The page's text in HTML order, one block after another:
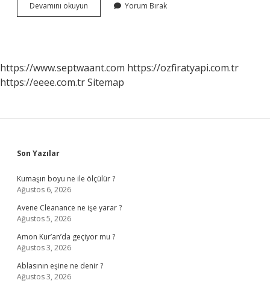
Devamını okuyun
Ilacı
Yorum Bırak
https://www.septwaant.com https://ozfiratyapi.com.tr
https://eeee.com.trSitemap
Sidebar
Son Yazılar
Kumaşın boyu ne ile ölçülür ?
Ağustos 6, 2026
Avene Cleanance ne işe yarar ?
Ağustos 5, 2026
Amon Kur’an’da geçiyor mu ?
Ağustos 3, 2026
Ablasının eşine ne denir ?
Ağustos 3, 2026